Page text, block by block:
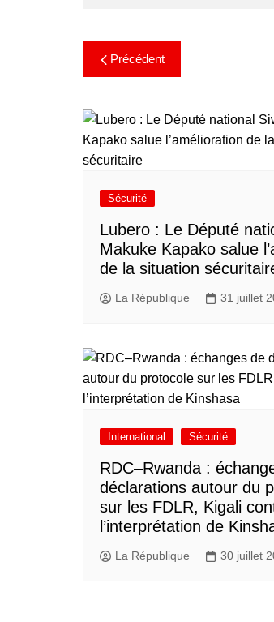
Précédent
Sécurité
Lubero : Le Député
Makuke Kapako salue
de la situation
La République 31 juillet
International Sécurité
RDC–Rwanda :
déclarations autour du
sur les FDLR, Kigali
l’interprétation de
La République 30 juillet